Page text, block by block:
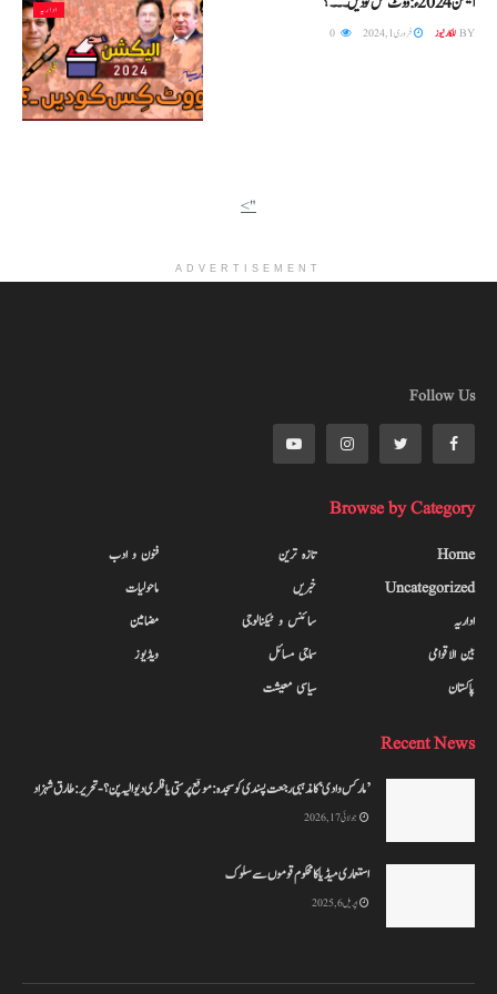
اداریہ
BY للکار نیوز فروری 1, 2024
">
ADVERTISEMENT
Follow Us
Browse by Category
Home
Uncategorized
اداریہ
بین الاقوامی
پاکستان
تازہ ترین
خبریں
سائنس و ٹیکنالوجی
سماجی مسائل
سیاسی معیشت
فنون و ادب
ماحولیات
مضامین
ویڈیوز
Recent News
’مارکس وادی‘ کا مذہبی رجعت پسندی کو سجدہ: موقع پر ستی یا فکری دیوالیہ پن؟-تحریر: طارق شہزاد
جولائی 17, 2026
استعماری میڈیا کا محکوم قوموں سے سلوک
اپریل 6, 2025